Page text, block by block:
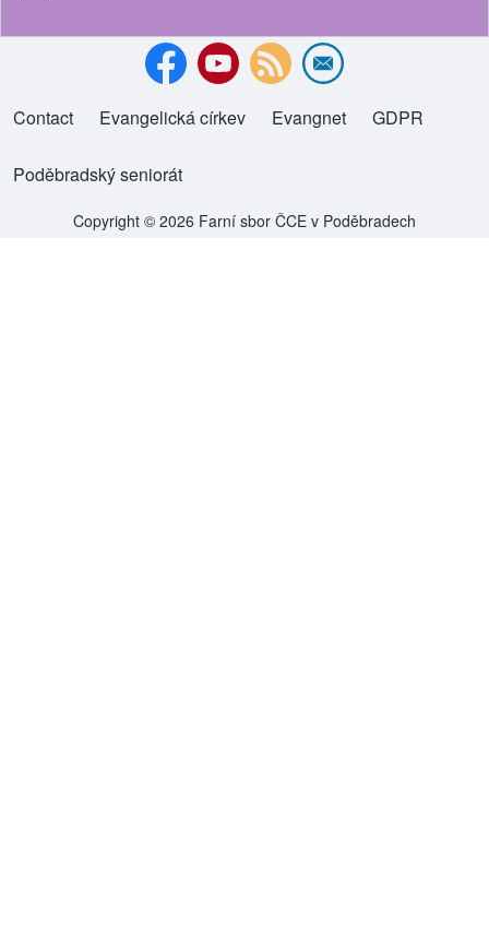
Footer menu
Contact Evangelická církev
(opens in new tab) Evangnet
(opens in new tab)
GDPR
Poděbradský seniorát
(opens in new tab)
Copyright © 2026 Farní sbor ČCE v Poděbradech